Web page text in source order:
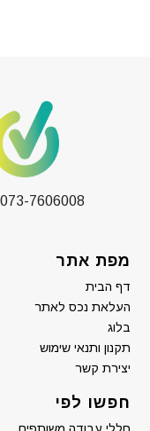
מפת אתר
דף הבית
העלאת נכס לאתר
בלוג
תקנון ותנאי שימוש
יצירת קשר
חפשו לפי
073-7606008